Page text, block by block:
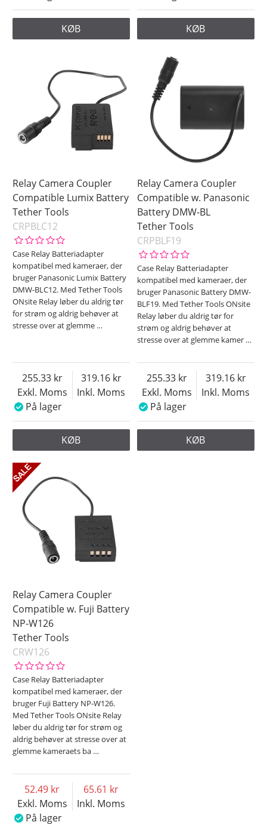
KØB KØB
Relay Camera Coupler
Compatible Lumix Battery
Tether Tools
CRPBLC12
Case Relay Batteriadapter
kompatibel med kameraer, der
bruger Panasonic Lumix Battery
DMW-BLC12. Med Tether Tools
ONsite Relay løber du aldrig tør
for strøm og aldrig behøver at
stresse over at glemme …
Exkl. Moms
255.33
Inkl. Moms
319.16
På lager
KØB
Relay Camera Coupler
Compatible w. Panasonic
Battery DMW-BL
Tether Tools
CRPBLF19
Case Relay Batteriadapter
kompatibel med kameraer, der
bruger Panasonic Battery DMW-
BLF19. Med Tether Tools ONsite
Relay løber du aldrig tør for
strøm og aldrig behøver at
stresse over at glemme kamer …
Exkl. Moms
255.33
Inkl. Moms
319.16
På lager
KØB
Relay Camera Coupler
Compatible w. Fuji Battery
NP-W126
Tether Tools
CRW126
Case Relay Batteriadapter
kompatibel med kameraer, der
bruger Fuji Battery NP-W126.
Med Tether Tools ONsite Relay
løber du aldrig tør for strøm og
aldrig behøver at stresse over at
glemme kameraets ba …
Exkl. Moms
52.49
Inkl. Moms
65.61
På lager